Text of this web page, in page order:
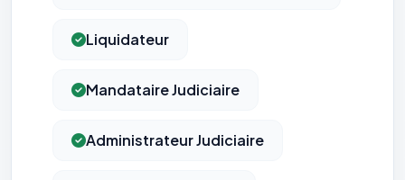
Liquidateur
Mandataire Judiciaire
Administrateur Judiciaire